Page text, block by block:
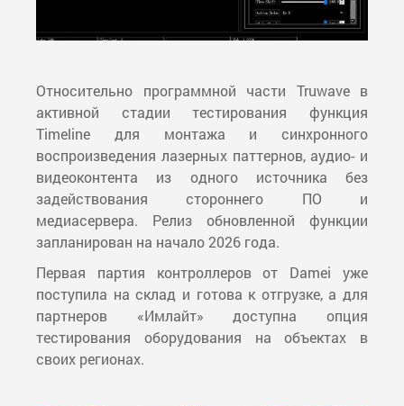
Относительно программной части Truwave в
активной стадии тестирования функция
Timeline для монтажа и синхронного
воспроизведения лазерных паттернов, аудио- и
видеоконтента из одного источника без
задействования стороннего ПО и
медиасервера. Релиз обновленной функции
запланирован на начало 2026 года.
Первая партия контроллеров от Damei уже
поступила на склад и готова к отгрузке, а для
партнеров «Имлайт» доступна опция
тестирования оборудования на объектах в
своих регионах.